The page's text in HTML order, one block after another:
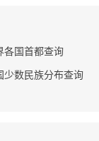
各国首都查询
少数民族分布查询